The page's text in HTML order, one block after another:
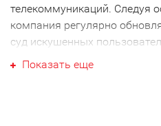
телекоммуникаций. Следуя
компания регулярно
суд искушенных
продукцию и, таким
Показать еще